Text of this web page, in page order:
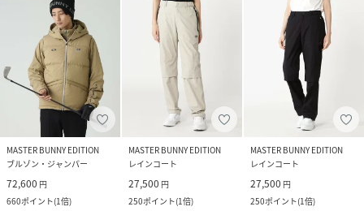
MASTER BUNNY EDITION
ブルゾン・ジャンパー
72,600 円
660ポイント(1倍)
MASTER BUNNY EDITION
レインコート
27,500 円
250ポイント(1倍)
MASTER BUNNY EDITION
レインコート
27,500 円
250ポイント(1倍)